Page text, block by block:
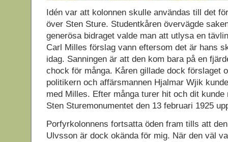
Idén var att kolonnen skulle användas till det
över Sten Sture. Studentkåren övervägde
generösa bidraget valde man att utlysa en
Carl Milles förslag vann eftersom det är hans
idag. Sanningen är att den kom bara på en
chock för många. Kåren gillade dock förslaget
politikern och affärsmannen Hjalmar Wjik
med Milles. Efter många turer hit och dit kunde
Sten Sturemonumentet den 13 februari 1925
Porfyrkolonnens fortsatta öden fram tills att
Ulvsson är dock okända för mig. När den väl